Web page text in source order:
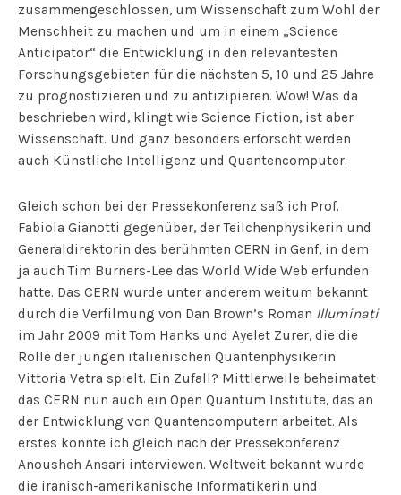
zusammengeschlossen, um Wissenschaft zum Wohl der
Menschheit zu machen und um in einem „Science
Anticipator“ die Entwicklung in den relevantesten
Forschungsgebieten für die nächsten 5, 10 und 25 Jahre
zu prognostizieren und zu antizipieren. Wow! Was da
beschrieben wird, klingt wie Science Fiction, ist aber
Wissenschaft. Und ganz besonders erforscht werden
auch Künstliche Intelligenz und Quantencomputer.
Gleich schon bei der Pressekonferenz saß ich Prof.
Fabiola Gianotti gegenüber, der Teilchenphysikerin und
Generaldirektorin des berühmten CERN in Genf, in dem
ja auch Tim Burners-Lee das World Wide Web erfunden
hatte. Das CERN wurde unter anderem weitum bekannt
durch die Verfilmung von Dan Brown’s Roman Illuminati
im Jahr 2009 mit Tom Hanks und Ayelet Zurer, die die
Rolle der jungen italienischen Quantenphysikerin
Vittoria Vetra spielt. Ein Zufall? Mittlerweile beheimatet
das CERN nun auch ein Open Quantum Institute, das an
der Entwicklung von Quantencomputern arbeitet. Als
erstes konnte ich gleich nach der Pressekonferenz
Anousheh Ansari interviewen. Weltweit bekannt wurde
die iranisch-amerikanische Informatikerin und